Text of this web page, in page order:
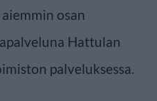
osan
Hattulan
palveluksessa.